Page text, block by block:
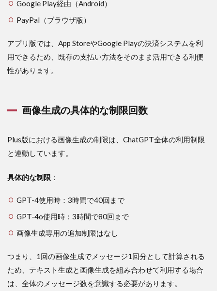
成
う
メ
ッ
意
5.1
ネス
のメ
リッ
著作
権と
商用
の注
6
Google Play経由（Android）
PayPal（ブラウザ版）
アプリ版では、App StoreやGoogle Playの決済システムを利
用できるため、既存の支払い方法をそのまま活用できる利便
性があります。
画像生成の具体的な制限回数
Plus版における画像生成の制限は、ChatGPT全体の利用制限
と連動しています。
具体的な制限 ：
GPT-4使用時：3時間で40回まで
GPT-4o使用時：3時間で80回まで
画像生成専用の追加制限はなし
つまり、1回の画像生成でメッセージ1回分として計算される
ため、テキスト生成と画像生成を組み合わせて利用する場合
は、全体のメッセージ数を意識する必要があります。